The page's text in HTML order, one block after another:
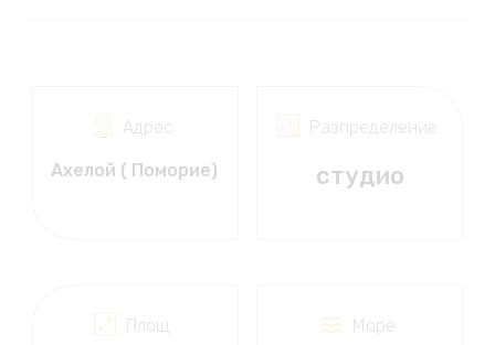
Русский
Адрес
Ахелой ( Поморие)
Разпределение
студио
Площ Море